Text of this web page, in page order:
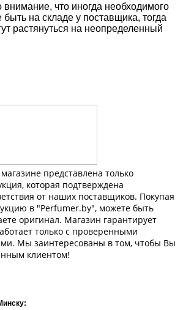
что иногда необходимого
на складе у поставщика, тогда
растянуться на неопределенный
представлена только
которая подтверждена
от наших поставщиков. Покупая
в "Perfumer.by", можете быть
оригинал. Магазин гарантирует
только с проверенными
Мы заинтересованы в том, чтобы Вы
клиентом!